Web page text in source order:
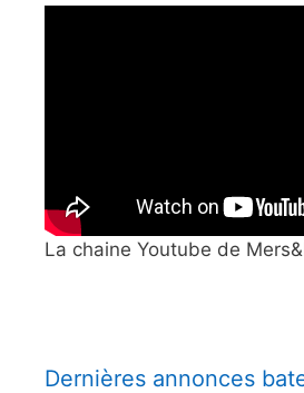
La chaine Youtube de
Dernières annonces